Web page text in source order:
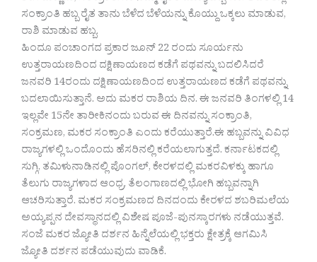
ಸಂಕ್ರಾಂತಿ ಹಬ್ಬ ರೈತ ತಾನು ಬೆಳೆದ ಬೆಳೆಯನ್ನು ಕೊಯ್ದು ಒಕ್ಕಲು ಮಾಡುವ,
ರಾಶಿ ಮಾಡುವ ಹಬ್ಬ.
ಹಿಂದೂ ಪಂಚಾಂಗದ ಪ್ರಕಾರ ಜೂನ್ 22 ರಂದು ಸೂರ್ಯನು
ಉತ್ತರಾಯಣದಿಂದ ದಕ್ಷಿಣಾಯಣದ ಕಡೆಗೆ ಪಥವನ್ನು ಬದಲಿಸಿದರೆ
ಜನವರಿ 14ರಂದು ದಕ್ಷಿಣಾಯಣದಿಂದ ಉತ್ತರಾಯಣದ ಕಡೆಗೆ ಪಥವನ್ನು
ಬದಲಾಯಿಸುತ್ತಾನೆ. ಅದು ಮಕರ ರಾಶಿಯ ದಿನ. ಈ ಜನವರಿ ತಿಂಗಳಲ್ಲಿ 14
ಇಲ್ಲವೇ 15ನೇ ತಾರೀಕಿನಂದು ಬರುವ ಈ ದಿನವನ್ನು ಸಂಕ್ರಾಂತಿ,
ಸಂಕ್ರಮಣ, ಮಕರ ಸಂಕ್ರಾಂತಿ ಎಂದು ಕರೆಯುತ್ತಾರೆ.ಈ ಹಬ್ಬವನ್ನು ವಿವಿಧ
ರಾಜ್ಯಗಳಲ್ಲಿ ಒಂದೊಂದು ಹೆಸರಿನಲ್ಲಿ ಕರೆಯಲಾಗುತ್ತದೆ. ಕರ್ನಾಟಕದಲ್ಲಿ
ಸುಗ್ಗಿ, ತಮಿಳುನಾಡಿನಲ್ಲಿ ಪೊಂಗಲ್, ಕೇರಳದಲ್ಲಿ ಮಕರವಿಳಕ್ಕು ಹಾಗೂ
ತೆಲುಗು ರಾಜ್ಯಗಳಾದ ಆಂಧ್ರ, ತೆಲಂಗಾಣದಲ್ಲಿ ಭೋಗಿ ಹಬ್ಬವನ್ನಾಗಿ
ಆಚರಿಸುತ್ತಾರೆ. ಮಕರ ಸಂಕ್ರಮಣದ ದಿನದಂದು ಕೇರಳದ ಶಬರಿಮಲೆಯ
ಅಯ್ಯಪ್ಪನ ದೇವಸ್ಥಾನದಲ್ಲಿ ವಿಶೇಷ ಪೂಜೆ-ಪುನಸ್ಕಾರಗಳು ನಡೆಯುತ್ತವೆ.
ಸಂಜೆ ಮಕರ ಜ್ಯೋತಿ ದರ್ಶನ ಹಿನ್ನೆಲೆಯಲ್ಲಿ ಭಕ್ತರು ಕ್ಷೇತ್ರಕ್ಕೆ ಆಗಮಿಸಿ
ಜ್ಯೋತಿ ದರ್ಶನ ಪಡೆಯುವುದು ವಾಡಿಕೆ.